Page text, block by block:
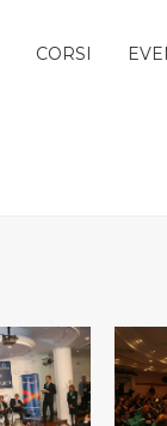
CORSI